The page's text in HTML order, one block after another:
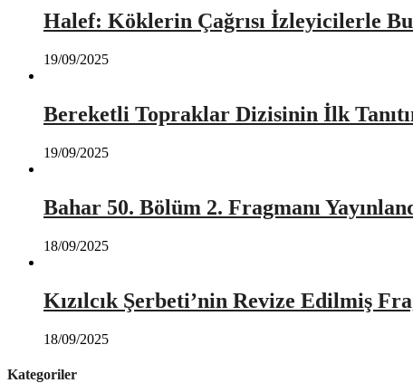
Halef: Köklerin Çağrısı İzleyicilerle
19/09/2025
Bereketli Topraklar Dizisinin İlk
19/09/2025
Bahar 50. Bölüm 2. Fragmanı
18/09/2025
Kızılcık Şerbeti’nin Revize Edilmiş
18/09/2025
Kategoriler